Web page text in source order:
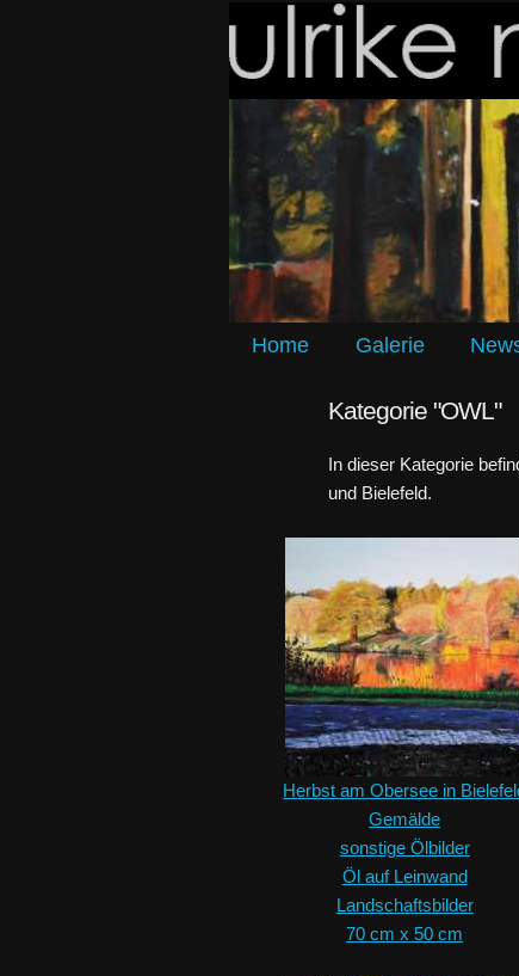
Home Galerie
Kategorie "OWL"
In dieser Kategorie
und Bielefeld.
Herbst am Obersee in
Gemälde
sonstige Ölbilder
Öl auf Leinwand
Landschaftsbilder
70 cm x 50 cm